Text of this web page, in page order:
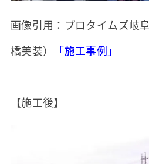
画像引用：プロタイムズ岐
橋美装）
「施工事例 」
【施工後】